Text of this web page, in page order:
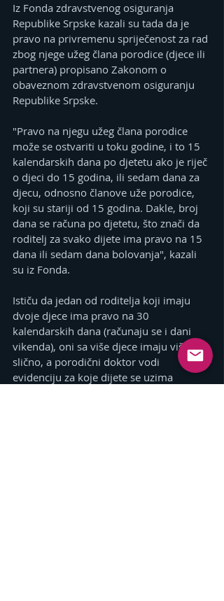
Iz Fonda zdravstvenog osiguranja
Republike Srpske kazali su tada da je
pravo na privremenu spriječenost za rad
zbog njege užeg člana porodice (djece ili
partnera) propisano Zakonom o
obaveznom zdravstvenom osiguranju
Republike Srpske.
"Pravo na njegu užeg člana porodice
može se ostvariti u toku godine, i to 15
kalendarskih dana po djetetu ako je riječ
o djeci do 15 godina, ili sedam dana za
djecu, odnosno članove uže porodice,
koji su stariji od 15 godina. Dakle, broj
dana se računa po djetetu, što znači da
roditelj za svako dijete ima pravo na 15
dana ili sedam dana bolovanja", kazali
su iz Fonda.
Ističu da jedan od roditelja koji imaju
dvoje djece ima pravo na 30
kalendarskih dana (računaju se i dani
vikenda), oni sa više djece imaju više i
slično, a porodični doktor vodi
evidenciju za koje dijete se uzima